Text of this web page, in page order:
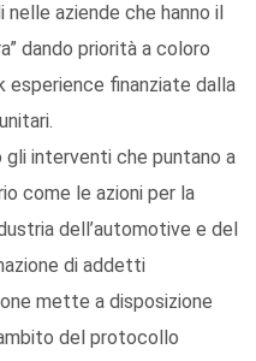
nelle aziende che hanno il
dando priorità a coloro
esperience finanziate dalla
interventi che puntano a
come le azioni per la
dell’automotive e del
di addetti
mette a disposizione
del protocollo